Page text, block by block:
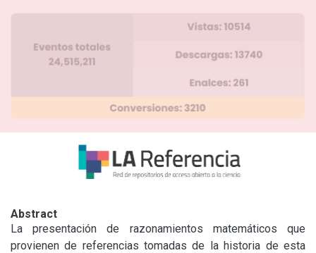
Abstract
La presentación de razonamientos matemáticos que
provienen de referencias tomadas de la historia de esta